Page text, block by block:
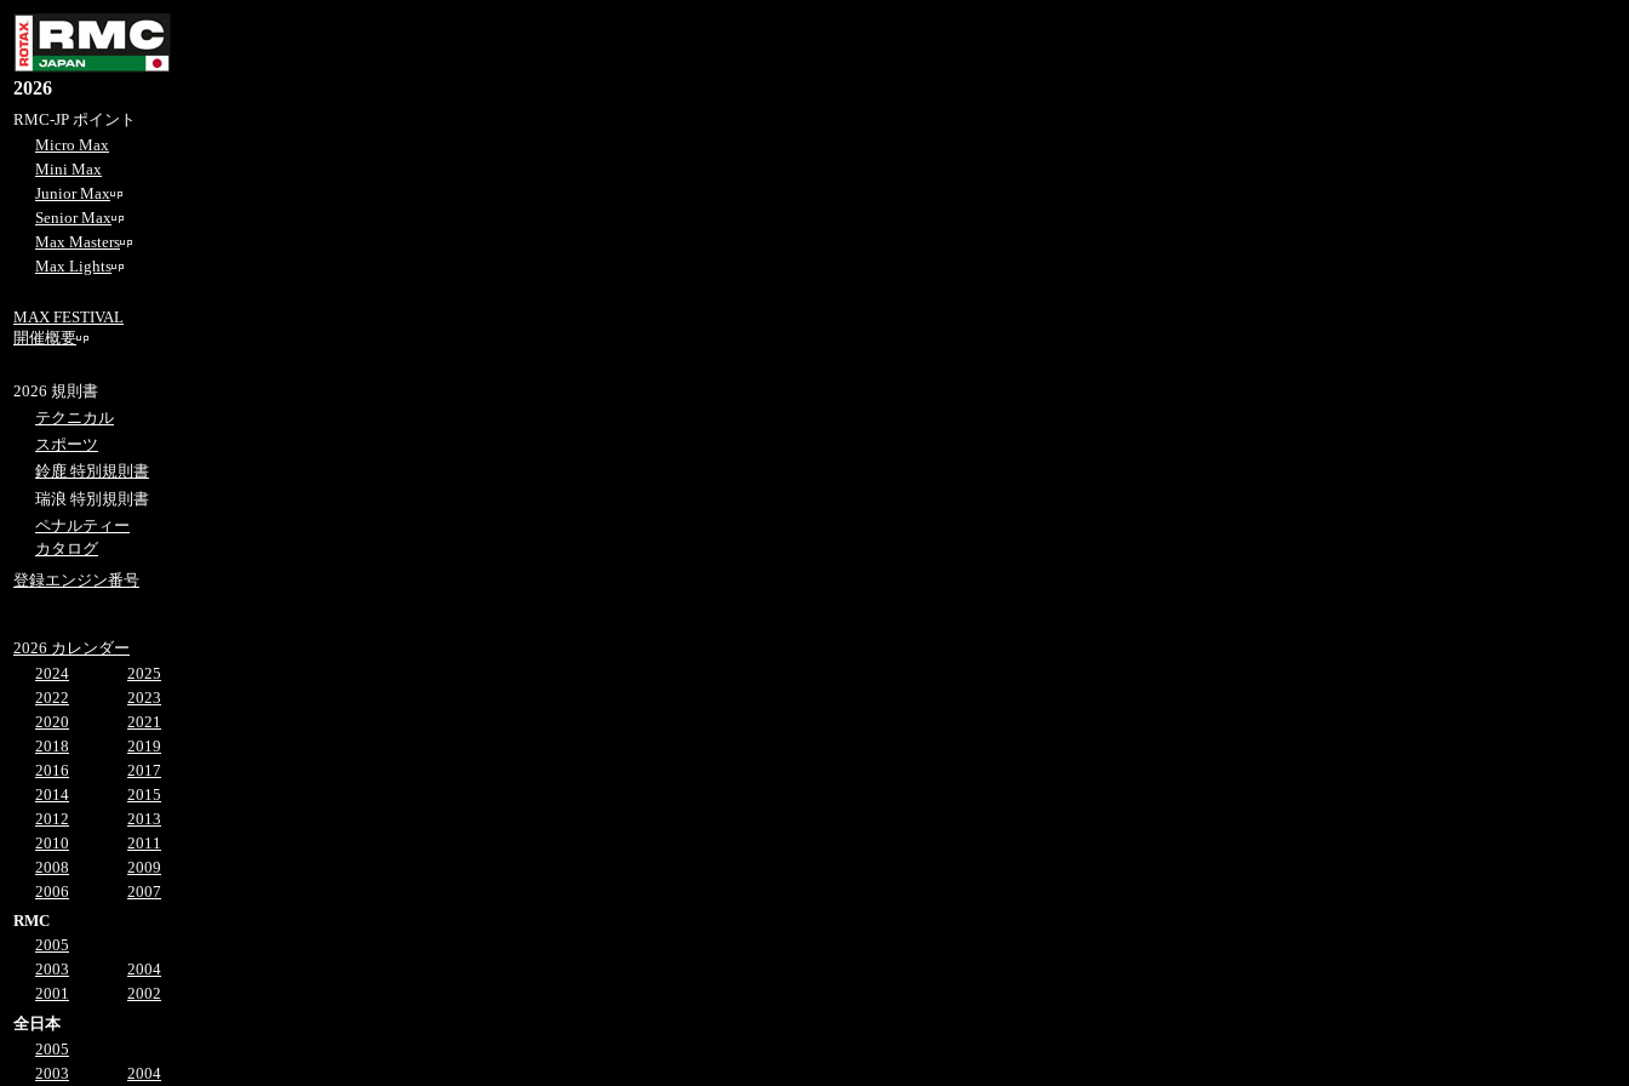
2026
RMC-JP ポイント
Micro Max
Mini Max
Junior Max
Senior Max
Max Masters
Max Lights
MAX FESTIVAL
開催概要
2026 規則書
テクニカル
スポーツ
鈴鹿 特別規則書
瑞浪 特別規則書
ペナルティー
カタログ
登録エンジン番号
2026 カレンダー
2024
2025
2022
2023
2020
2021
2018
2019
2016
2017
2014
2015
2012
2013
2010
2011
2008
2009
2006
2007
RMC
2005
2003
2004
2001
2002
全日本
2005
2003
2004